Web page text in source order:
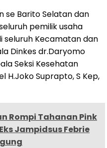
se Barito Selatan dan
pemilik usaha
seluruh Kecamatan dan
Dinkes dr.Daryomo
Seksi Kesehatan
H.Joko Suprapto, S Kep,
Rompi Tahanan Pink
Jampidsus Febrie